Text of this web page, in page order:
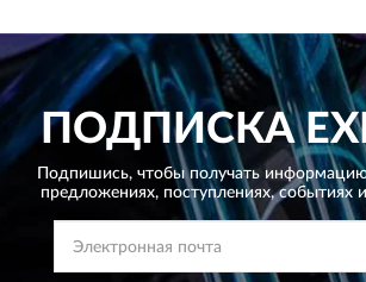
ПОДПИСКА
Подпишись, чтобы получать
предложениях, поступлениях, событиях